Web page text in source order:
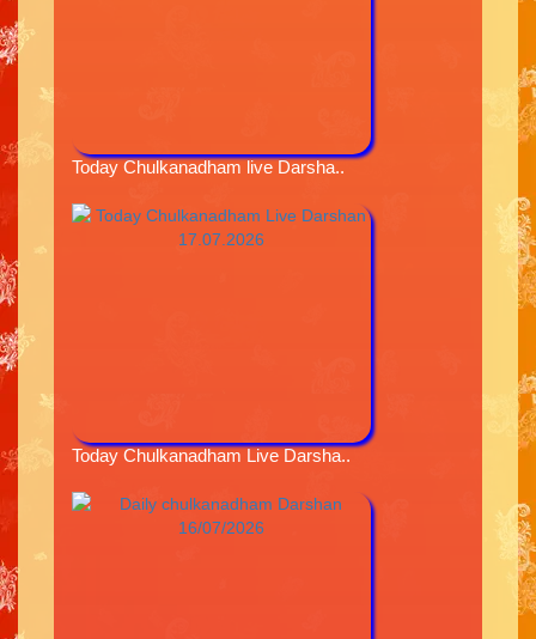
Today Chulkanadham live Darsha..
Today Chulkanadham Live Darsha..